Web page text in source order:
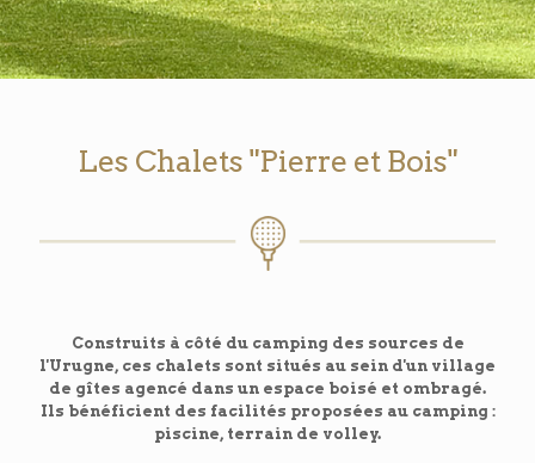
Les Chalets "Pierre et Bois"
Construits à côté du camping des sources de
l'Urugne, ces chalets sont situés au sein d'un village
de gîtes agencé dans un espace boisé et ombragé.
Ils bénéficient des facilités proposées au camping :
piscine, terrain de volley.